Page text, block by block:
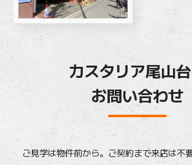
カスタリア尾山
お問い合わせ
ご見学は物件前から。ご契約まで来店は不要